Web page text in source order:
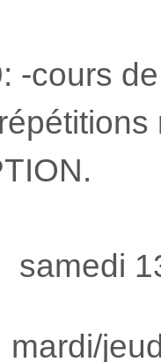
-cours
samedi